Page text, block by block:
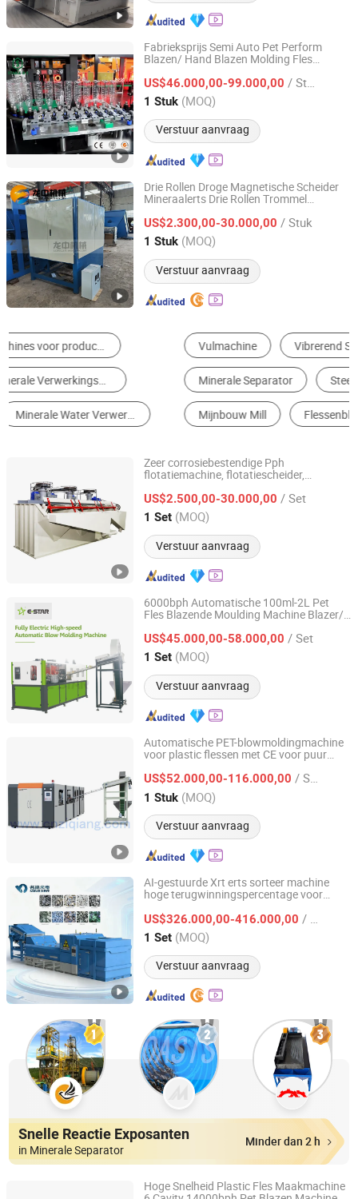
Fabrieksprijs Semi Auto Pet Perform
Blazen/ Hand Blazen Molding Fles
Mineraalwater en Olieflessen Vaten Kan
Container
US$46.000,00-99.000,00 / Stuk
1 Stuk (MOQ)
Verstuur aanvraag
Taizhou Shenbao Machinery Co., Ltd.
Zhejiang, China Sinds 2024
Drie Rollen Droge Magnetische Scheider
Mineraalerts Drie Rollen Trommel
US$2.300,00-30.000,00 / Stuk
1 Stuk (MOQ)
Verstuur aanvraag
Jiangxi Longzn Machinery Co., Ltd.
Jiangxi, China Sinds 2025
Vulmachine Vibrerend Scherm
Minerale Separator Steen snijmachine
Mijnbouw Mill Flessenblaasmachine
Zeer corrosiebestendige Pph
flotatiemachine, flotatiescheider,
flotatieapparatuur
US$2.500,00-30.000,00 / Set
1 Set (MOQ)
Verstuur aanvraag
Dayu County Hailong Environmental Protection
Equipment Co., Ltd.
Jiangxi, China Sinds 2026
6000bph Automatische 100ml-2L Pet
Fles Blazende Moulding Machine Blazer/
Moulding Pet KunststofMachines
US$45.000,00-58.000,00 / Set
1 Set (MOQ)
Verstuur aanvraag
Taizhou Easy Star Machinery Co., Ltd.
Zhejiang, China Sinds 2022
Automatische PET-blowmoldingmachine
voor plastic flessen met CE voor puur
appel, druif, kokosnootsap, koffie,
melkdrankverpakking
US$52.000,00-116.000,00 / Stuk
1 Stuk (MOQ)
Verstuur aanvraag
TAIZHOU GUANGDU PLASTIC MACHINERY CO., LTD.
Zhejiang, China Sinds 2008
AI-gestuurde Xrt erts sorteer machine
hoge terugwinningspercentage voor
US$326.000,00-416.000,00 / Set
1 Set (MOQ)
Verstuur aanvraag
Hefei Mingde Optoelectronic Technology Co.,Ltd
Anhui, China Sinds 2025
Snelle Reactie Exposanten
in Minerale Separator
Minder dan 2 h
Hoge Snelheid Plastic Fles Maakmachine